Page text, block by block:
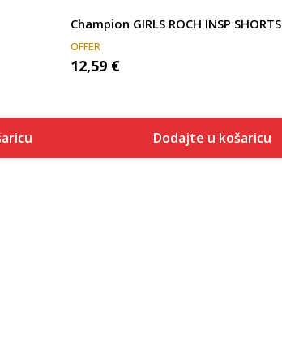
Champion GIRLS ROCH INSP SHORTS
OFFER
12,59 €
Dodajte u košaricu